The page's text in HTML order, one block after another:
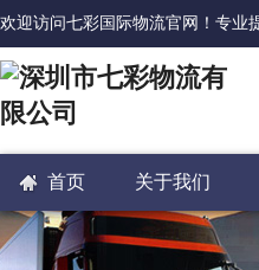
欢迎访问七彩国际物流官网！专业
首页 关于我们